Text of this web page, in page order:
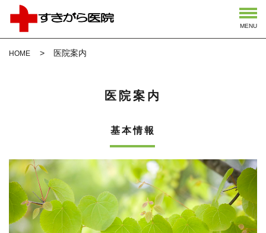
MENU
HOME 医院案内
医院案内
基本情報